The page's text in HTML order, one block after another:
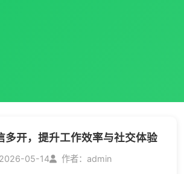
多开，提升工作效率与社交体验
2026-05-14 作者：admin